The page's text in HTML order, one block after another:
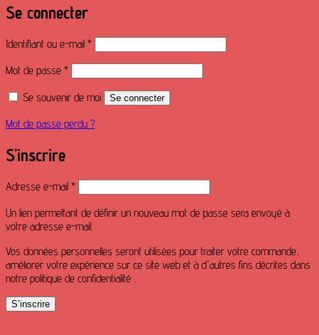
Se connecter
Identifiant ou e-mail *
Mot de passe *
Se souvenir de moi Se connecter
Mot de passe perdu ?
S’inscrire
Adresse e-mail *
Un lien permettant de définir un nouveau mot de passe sera envoyé à
votre adresse e-mail.
Vos données personnelles seront utilisées pour traiter votre commande,
améliorer votre expérience sur ce site web et à d'autres fins décrites dans
notre politique de confidentialité .
S’inscrire